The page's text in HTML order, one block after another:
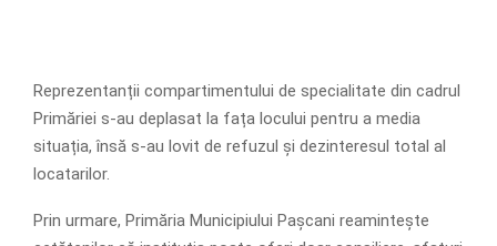
Reprezentanții compartimentului de specialitate din cadrul
Primăriei s-au deplasat la fața locului pentru a media
situația, însă s-au lovit de refuzul și dezinteresul total al
locatarilor.
Prin urmare, Primăria Municipiului Pașcani reamintește